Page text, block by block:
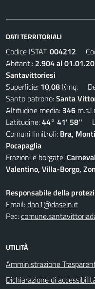
DATI TERRITORIALI
Codice ISTAT:004212
Abitanti: 2.904 al
Santavittoriesi
Superficie: 10,08 Kmq.
Santo patrono:Santa
Altitudine media: 346
Latitudine:44° 41' 58''
Comuni limitrofi: Bra,
Pocapaglia
Frazioni e borgate:
Valentino, Villa-Borgo,
Responsabile della
Email:dpo1@dasein.it
Pec:
UTILITÀ
Amministrazione
Dichiarazione di